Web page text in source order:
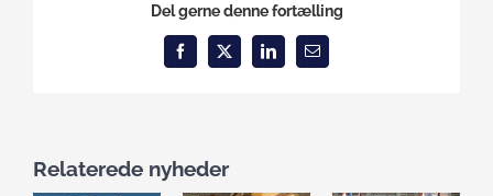
Del gerne denne fortælling
Facebook
X LinkedInEmail
Relaterede nyheder